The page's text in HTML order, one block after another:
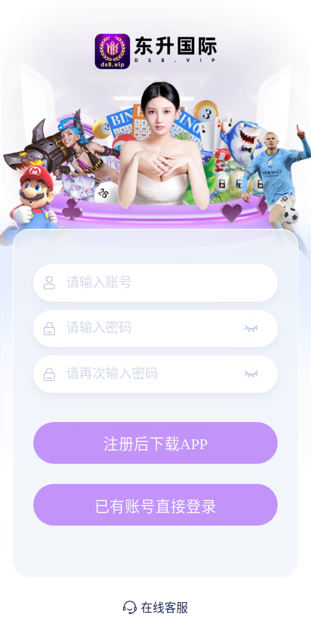
注册后下载APP
已有账号直接登录
在线客服